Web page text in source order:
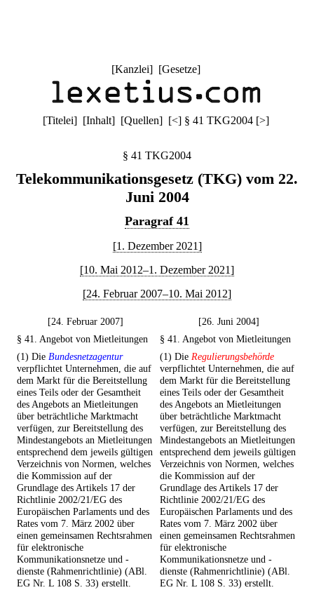
[Kanzlei] [Gesetze]
[Titelei] [Inhalt] [Quellen] [<] § 41 TKG2004 [>]
§ 41 TKG2004
Telekommunikationsgesetz (TKG) vom 22.
Juni 2004
Paragraf 41
[1. Dezember 2021]
[10. Mai 2012–1. Dezember 2021]
[24. Februar 2007–10. Mai 2012]
[24. Februar 2007]
[26. Juni 2004]
§ 41. Angebot von Mietleitungen
§ 41. Angebot von Mietleitungen
(1) Die Bundesnetzagentur
verpflichtet Unternehmen, die auf
dem Markt für die Bereitstellung
eines Teils oder der Gesamtheit
des Angebots an Mietleitungen
über beträchtliche Marktmacht
verfügen, zur Bereitstellung des
Mindestangebots an Mietleitungen
entsprechend dem jeweils gültigen
Verzeichnis von Normen, welches
die Kommission auf der
Grundlage des Artikels 17 der
Richtlinie 2002/21/EG des
Europäischen Parlaments und des
Rates vom 7. März 2002 über
einen gemeinsamen Rechtsrahmen
für elektronische
Kommunikationsnetze und -
dienste (Rahmenrichtlinie) (ABl.
EG Nr. L 108 S. 33) erstellt.
(1) Die Regulierungsbehörde
verpflichtet Unternehmen, die auf
dem Markt für die Bereitstellung
eines Teils oder der Gesamtheit
des Angebots an Mietleitungen
über beträchtliche Marktmacht
verfügen, zur Bereitstellung des
Mindestangebots an Mietleitungen
entsprechend dem jeweils gültigen
Verzeichnis von Normen, welches
die Kommission auf der
Grundlage des Artikels 17 der
Richtlinie 2002/21/EG des
Europäischen Parlaments und des
Rates vom 7. März 2002 über
einen gemeinsamen Rechtsrahmen
für elektronische
Kommunikationsnetze und -
dienste (Rahmenrichtlinie) (ABl.
EG Nr. L 108 S. 33) erstellt.